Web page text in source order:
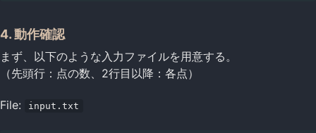
4. 動作確認
まず、以下のような入力ファイルを用意する。
（先頭行：点の数、2行目以降：各点）
File: input.txt